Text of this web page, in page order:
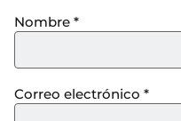
Nombre *
Correo electrónico *